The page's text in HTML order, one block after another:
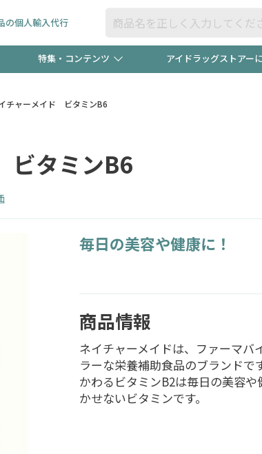
の個人輸入代行
特集・コンテンツ
割】お得なクーポン"3種類"出現中！今月のスト
アイドラッグストアー
チャーメイド ビタミンB6
タミンB6
毎日の美容や健康に！
商品情報
ネイチャーメイドは、ファーマバ
ラーな栄養補助食品のブランド
かわるビタミンB2は毎日の美容
かせないビタミンです。